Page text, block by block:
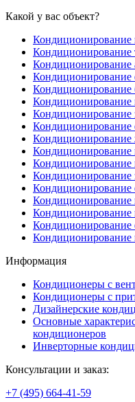
Какой у вас объект?
Кондиционирование
Кондиционирование
Кондиционирование
Кондиционирование
Кондиционирование
Кондиционирование
Кондиционирование
Кондиционирование
Кондиционирование
Кондиционирование
Кондиционирование
Кондиционирование
Кондиционирование
Кондиционирование
Кондиционирование
Информация
Кондиционеры с
Кондиционеры с
Дизайнерские
Основные
кондиционеров
Инверторные
Консультации и заказ:
+7 (495) 664-41-59